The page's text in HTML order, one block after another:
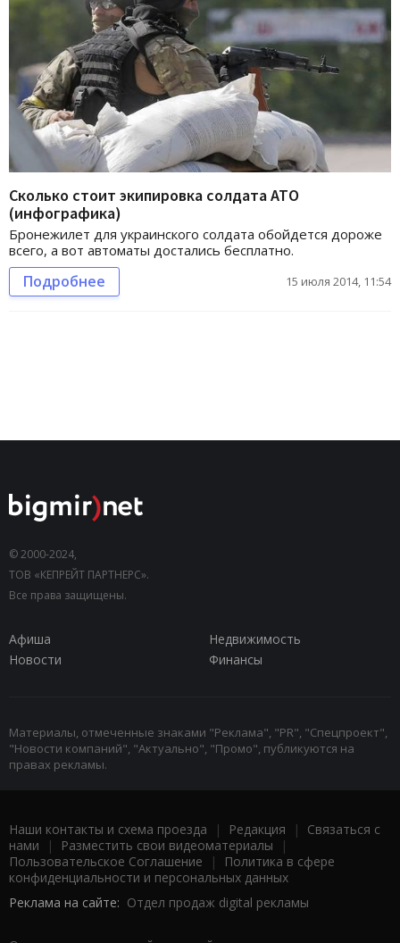
Сколько стоит экипировка солдата АТО
(инфографика)
Бронежилет для украинского солдата обойдется дороже
всего, а вот автоматы достались бесплатно.
Подробнее 15 июля 2014, 11:54
© 2000-2024,
ТОВ «КЕПРЕЙТ ПАРТНЕРС».
Все права защищены.
Афиша
Недвижимость
Новости
Финансы
Материалы, отмеченные знаками "Реклама", "PR", "Спецпроект",
"Новости компаний", "Актуально", "Промо", публикуются на
правах рекламы.
Наши контакты и схема проезда | Редакция | Связаться с
нами | Разместить свои видеоматериалы |
Пользовательское Соглашение |
Политика в сфере
конфиденциальности и персональных данных
Реклама на сайте: Отдел продаж digital рекламы